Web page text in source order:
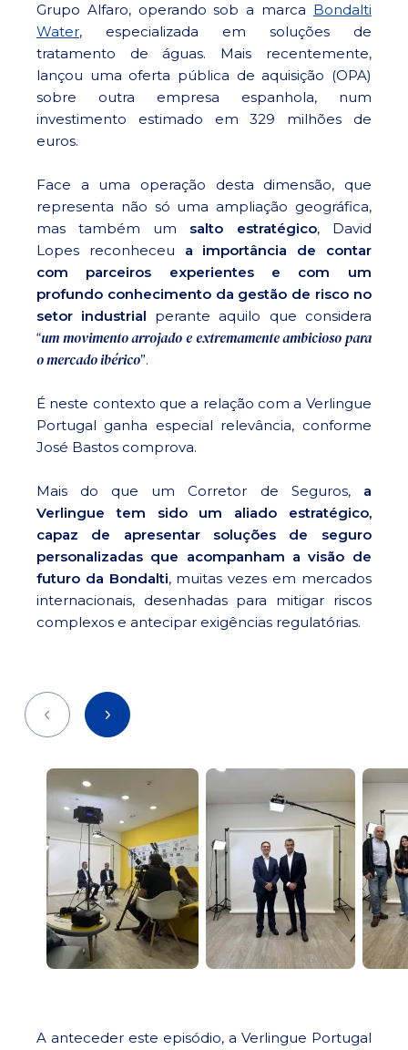
Grupo Alfaro, operando sob a marca Bondalti
Water, especializada em soluções de
tratamento de águas. Mais recentemente,
lançou uma oferta pública de aquisição (OPA)
sobre outra empresa espanhola, num
investimento estimado em 329 milhões de
euros.
Face a uma operação desta dimensão, que
representa não só uma ampliação geográfica,
mas também um salto estratégico, David
Lopes reconheceu a importância de contar
com parceiros experientes e com um
profundo conhecimento da gestão de risco no
setor industrial perante aquilo que considera
“um movimento arrojado e extremamente ambicioso para
o mercado ibérico”.
É neste contexto que a relação com a Verlingue
Portugal ganha especial relevância, conforme
José Bastos comprova.
Mais do que um Corretor de Seguros, a
Verlingue tem sido um aliado estratégico,
capaz de apresentar soluções de seguro
personalizadas que acompanham a visão de
futuro da Bondalti, muitas vezes em mercados
internacionais, desenhadas para mitigar riscos
complexos e antecipar exigências regulatórias.
PrécédentSuivant
A anteceder este episódio, a Verlingue Portugal